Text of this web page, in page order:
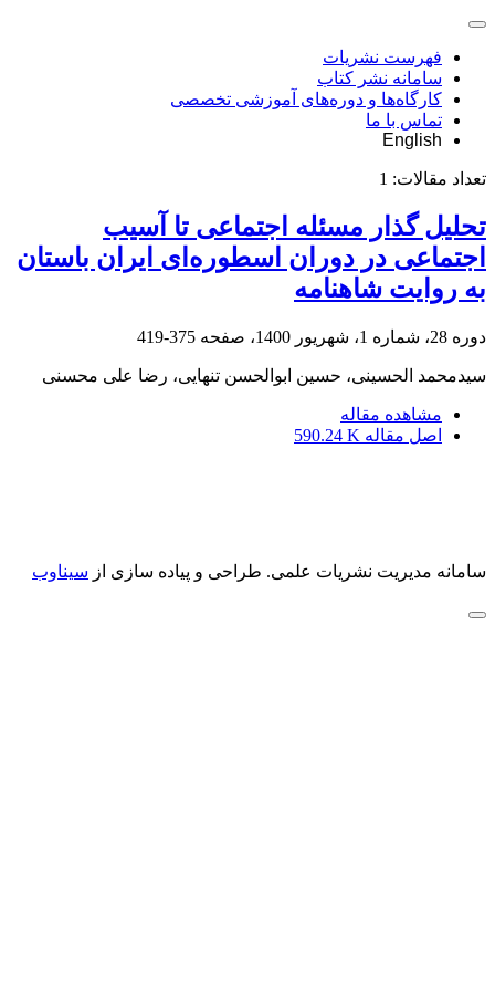
فهرست نشریات
سامانه نشر کتاب
کارگاه‌ها و دوره‌های آموزشی تخصصی
تماس با ما
English
تعداد مقالات: 1
تحلیل گذار مسئله اجتماعی تا آسیب
اجتماعی در دوران اسطوره‌ای ایران باستان
به روایت شاهنامه
دوره 28، شماره 1، شهریور 1400، صفحه 375-419
سیدمحمد الحسینی، حسین ابوالحسن تنهایی، رضا علی محسنی
مشاهده مقاله
اصل مقاله 590.24 K
سامانه مدیریت نشریات علمی. طراحی و پیاده سازی از سیناوب